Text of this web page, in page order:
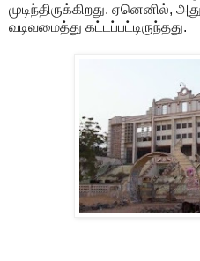
முடிந்திருக்கிறது.
வடிவமைத்து கட்டப்பட்டிருந்தது.